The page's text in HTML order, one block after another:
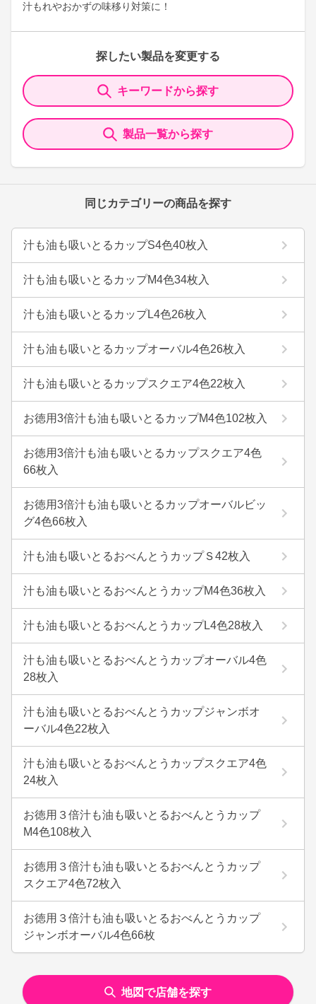
汁もれやおかずの味移り対策に！
探したい製品を変更する
キーワードから探す
製品一覧から探す
同じカテゴリーの商品を探す
汁も油も吸いとるカップS4色40枚入
汁も油も吸いとるカップM4色34枚入
汁も油も吸いとるカップL4色26枚入
汁も油も吸いとるカップオーバル4色26枚入
汁も油も吸いとるカップスクエア4色22枚入
お徳用3倍汁も油も吸いとるカップM4色102枚入
お徳用3倍汁も油も吸いとるカップスクエア4色
66枚入
お徳用3倍汁も油も吸いとるカップオーバルビッ
グ4色66枚入
汁も油も吸いとるおべんとうカップＳ42枚入
汁も油も吸いとるおべんとうカップM4色36枚入
汁も油も吸いとるおべんとうカップL4色28枚入
汁も油も吸いとるおべんとうカップオーバル4色
28枚入
汁も油も吸いとるおべんとうカップジャンボオ
ーバル4色22枚入
汁も油も吸いとるおべんとうカップスクエア4色
24枚入
お徳用３倍汁も油も吸いとるおべんとうカップ
M4色108枚入
お徳用３倍汁も油も吸いとるおべんとうカップ
スクエア4色72枚入
お徳用３倍汁も油も吸いとるおべんとうカップ
ジャンボオーバル4色66枚
地図で店舗を探す